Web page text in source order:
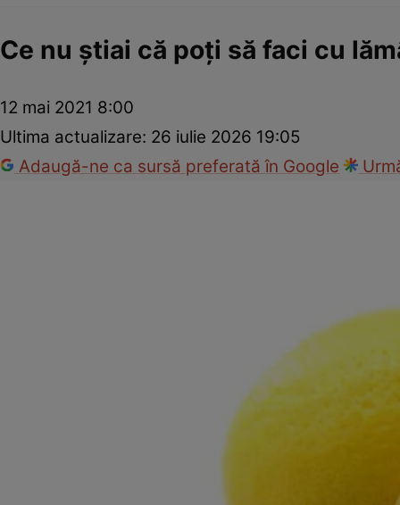
Ce nu ştiai că poţi să faci cu
12 mai 2021 8:00
Ultima actualizare: 26 iulie 2026 19:05
Adaugă-ne ca sursă preferată în Google